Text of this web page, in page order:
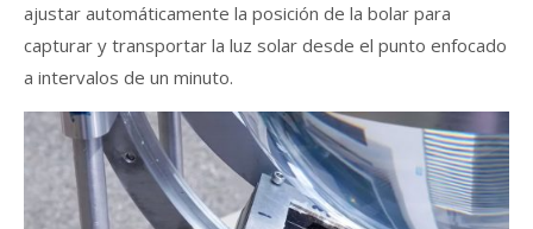
ajustar automáticamente la posición de la bolar para
capturar y transportar la luz solar desde el punto enfocado
a intervalos de un minuto.